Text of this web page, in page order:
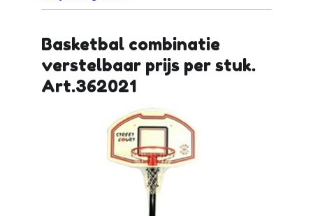
Basketbal combinatie
verstelbaar prijs per stuk.
Art.362021